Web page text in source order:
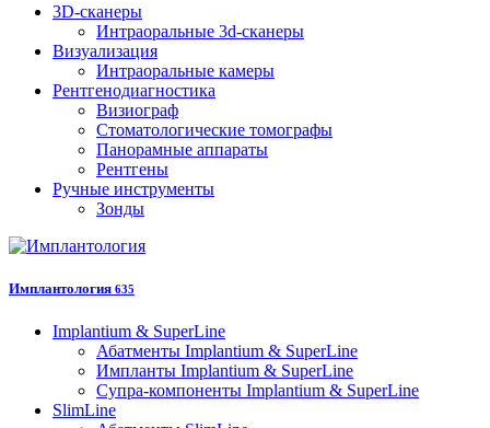
3D-сканеры
Интраоральные 3d-сканеры
Визуализация
Интраоральные камеры
Рентгенодиагностика
Визиограф
Стоматологические томографы
Панорамные аппараты
Рентгены
Ручные инструменты
Зонды
Имплантология 635
Implantium & SuperLine
Абатменты Implantium & SuperLine
Импланты Implantium & SuperLine
Супра-компоненты Implantium & SuperLine
SlimLine